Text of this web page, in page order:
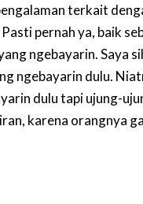
terkait
Pasti pernah ya, baik
ngebayarin. Saya
ngebayarin dulu.
dulu tapi ujung-
karena orangnya